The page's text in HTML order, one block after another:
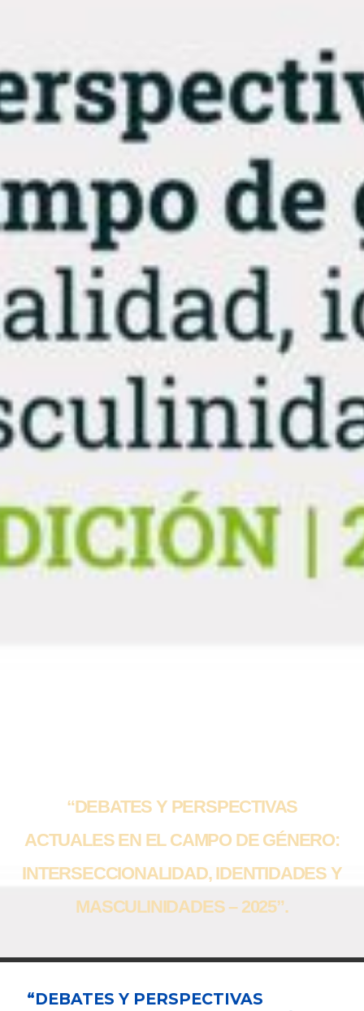
“DEBATES Y PERSPECTIVAS
ACTUALES EN EL CAMPO DE GÉNERO:
INTERSECCIONALIDAD, IDENTIDADES Y
MASCULINIDADES – 2025”.
“DEBATES Y PERSPECTIVAS